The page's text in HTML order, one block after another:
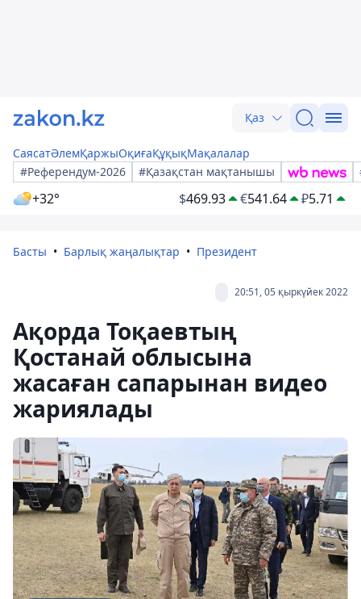
Қаз
СаясатӘлемҚаржыОқиғаҚұқықМақалалар
#Референдум-2026
#Қазақстан мақтанышы
+32° $469.93 €541.64 ₽5.71
Басты Барлық жаңалықтар Президент
20:51, 05 қыркүйек 2022
Ақорда Тоқаевтың
Қостанай облысына
жасаған сапарынан видео
жариялады